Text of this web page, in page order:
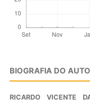
BIOGRAFIA DO
RICARDO VICENTE